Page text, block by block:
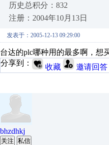
历史总积分：832
注册：2004年10月13日
发表于：2005-12-13 09:29:00
台达的plc哪种用的最多啊，想
分享到：
收藏 邀请回答
bhzdhkj
关注 私信